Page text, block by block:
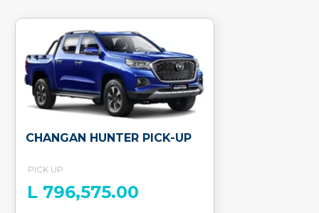
CHANGAN HUNTER PICK-UP
PICK UP
L 796,575.00